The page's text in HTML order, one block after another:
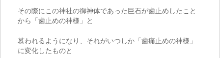
その際にこの神社の御神体であった巨石が歯止めしたこと
から「歯止めの神様」と
慕われるようになり、それがいつしか「歯痛止めの神様」
に変化したものと